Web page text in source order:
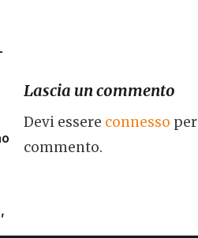
Lascia un commento
Devi essere connesso
commento.